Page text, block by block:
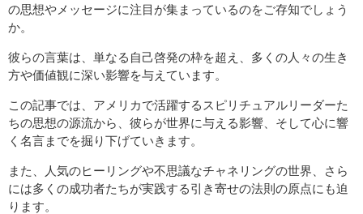
の思想やメッセージに注目が集まっているのをご存知でしょう
か。
彼らの言葉は、単なる自己啓発の枠を超え、多くの人々の生き
方や価値観に深い影響を与えています。
この記事では、アメリカで活躍するスピリチュアルリーダーた
ちの思想の源流から、彼らが世界に与える影響、そして心に響
く名言までを掘り下げていきます。
また、人気のヒーリングや不思議なチャネリングの世界、さら
には多くの成功者たちが実践する引き寄せの法則の原点にも迫
ります。